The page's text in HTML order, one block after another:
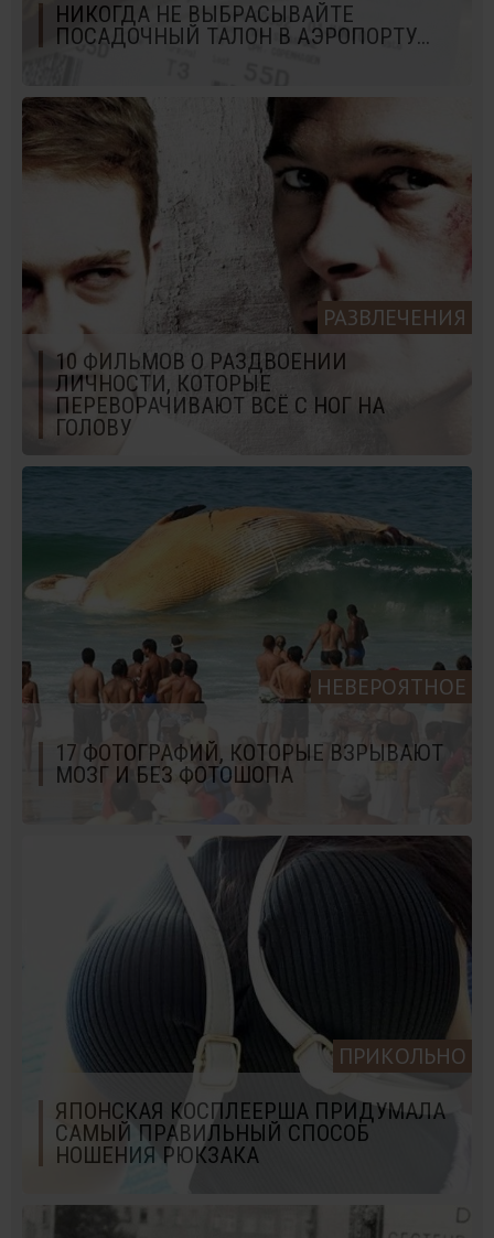
НИКОГДА НЕ ВЫБРАСЫВАЙТЕ
ПОСАДОЧНЫЙ ТАЛОН В АЭРОПОРТУ...
РАЗВЛЕЧЕНИЯ
10 ФИЛЬМОВ О РАЗДВОЕНИИ
ЛИЧНОСТИ, КОТОРЫЕ
ПЕРЕВОРАЧИВАЮТ ВСЁ С НОГ НА
ГОЛОВУ
НЕВЕРОЯТНОЕ
17 ФОТОГРАФИЙ, КОТОРЫЕ ВЗРЫВАЮТ
МОЗГ И БЕЗ ФОТОШОПА
ПРИКОЛЬНО
ЯПОНСКАЯ КОСПЛЕЕРША ПРИДУМАЛА
САМЫЙ ПРАВИЛЬНЫЙ СПОСОБ
НОШЕНИЯ РЮКЗАКА